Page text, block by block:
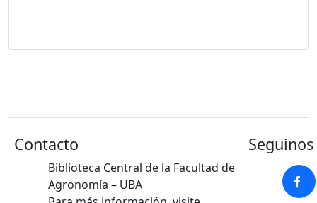
Contacto
Biblioteca Central de la Facultad de
Agronomía – UBA